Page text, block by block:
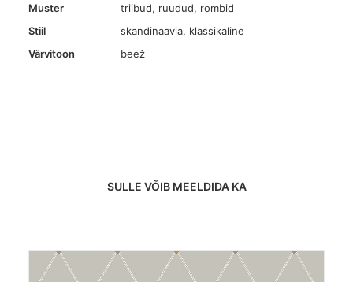
Muster
triibud, ruudud, rombid
Stiil
skandinaavia, klassikaline
Värvitoon
beež
SULLE VÕIB MEELDIDA KA